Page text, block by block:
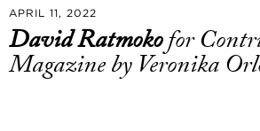
APRIL 11, 2022
David Ratmokofor
Magazine by Veronika